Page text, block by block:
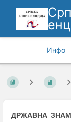
Инфо
ДРЖАВНА